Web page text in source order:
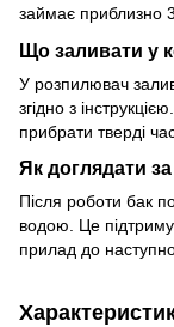
займає приблизно
Що заливати у
У розпилювач
згідно з
прибрати тверді
Як доглядати
Після роботи бак
водою. Це
прилад до